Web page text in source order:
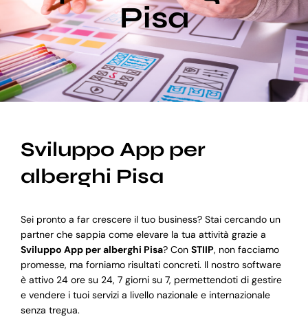
Blog
Supporto
Pisa
Sviluppo App per
alberghi Pisa
Sei pronto a far crescere il tuo business? Stai cercando un
partner che sappia come elevare la tua attività grazie a
Sviluppo App per alberghi Pisa? Con STIIP, non facciamo
promesse, ma forniamo risultati concreti. Il nostro software
è attivo 24 ore su 24, 7 giorni su 7, permettendoti di gestire
e vendere i tuoi servizi a livello nazionale e internazionale
senza tregua.